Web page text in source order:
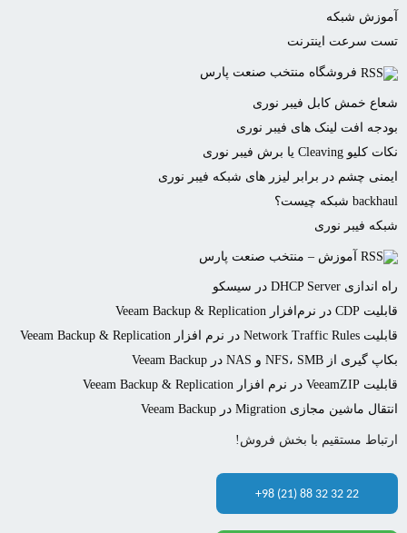
آموزش شبکه
تست سرعت اینترنت
فروشگاه منتخب صنعت پارس
شعاع خمش کابل فیبر نوری
بودجه افت لینک های فیبر نوری
نکات کلیو Cleaving یا برش فیبر نوری
ایمنی چشم در برابر لیزر های شبکه فیبر نوری
backhaul شبکه چیست؟
شبکه فیبر نوری
آموزش – منتخب صنعت پارس
راه اندازی DHCP Server در سیسکو
قابلیت CDP در نرم‌افزار Veeam Backup & Replication
قابلیت Network Traffic Rules در نرم افزار Veeam Backup & Replication
بکاپ گیری از NFS، SMB و NAS در Veeam Backup
قابلیت VeeamZIP در نرم افزار Veeam Backup & Replication
انتقال ماشین مجازی Migration در Veeam Backup
ارتباط مستقیم با بخش فروش!
+98 (21) 88 32 32 22